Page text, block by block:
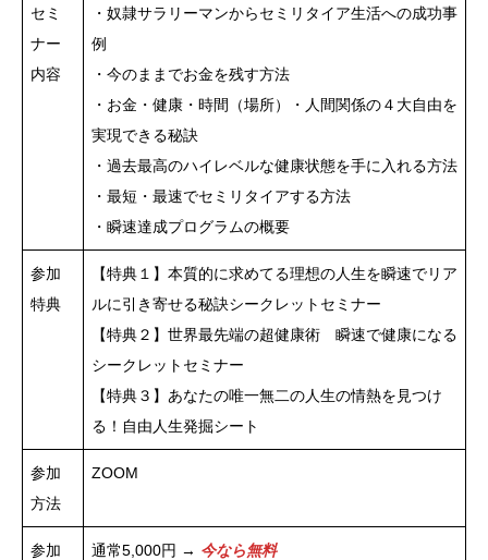
セミ
ナー
内容
・奴隷サラリーマンからセミリタイア生活への成功事
例
・今のままでお金を残す方法
・お金・健康・時間（場所）・人間関係の４大自由を
実現できる秘訣
・過去最高のハイレベルな健康状態を手に入れる方法
・最短・最速でセミリタイアする方法
・瞬速達成プログラムの概要
参加
特典
【特典１】本質的に求めてる理想の人生を瞬速でリア
ルに引き寄せる秘訣シークレットセミナー
【特典２】世界最先端の超健康術 瞬速で健康になる
シークレットセミナー
【特典３】あなたの唯一無二の人生の情熱を見つけ
る！自由人生発掘シート
参加
方法
ZOOM
参加
通常5,000円 → 今なら無料